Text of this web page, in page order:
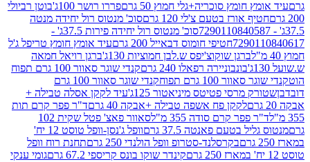
חומץ סוכריה+גלי חמוץ 50 גרם
פררו רושר 100ג'
בוטן רביולי
אורז בטעם צ'לי 120 גרם
סוכ' מנטוס רול יחידה מנטה
סוכ' מנטוס רול יחידה פירות 37.5ג' -
חטיפי חומוס דבאייל 200 גרם
עיד אומץ חומץ טריפל ג'ל
ברגן שוקוצ'יפס ש.לבן חמוציות 130ג'
ברגן רויאל חמאה
בונבוניירה רפאלו 240 גרם
קנדי שוגר סאוור 100 גרם תפוח
100 גרם תפוח
קנדי שוגר סאוור 100 גרם
מרסי פטיטס מיניאטור 125ג'
עיד לקקן אסלה טבילה +
לקקן פח אשפה טבילה +אבקה 40 גרם
ד"ר פפר קרם תות
פפר קרם סודה 355 מ"ל
סאוור פאצ' פטל שקית 102
בטעם פאנטה 37.5 גרם
וופל ג'נסן-וופל טוסט 12 יח'
בקרסלנד-סטרופ וופל הולנדי 250 גרם
תחנת רוח וופל
קינדר שוקו בונס קריספי 67.2 גרם
גומי ענקי